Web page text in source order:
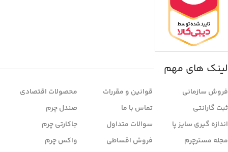
لینک های مهم
فروش سازمانی
ثبت گارانتی
اندازه گیری سایز پا
مجله مسترچرم
قوانین و مقررات
تماس با ما
سوالات متداول
فروش اقساطی
محصولات اقتصادی
صندل چرم
جاکارتی چرم
واکس چرم